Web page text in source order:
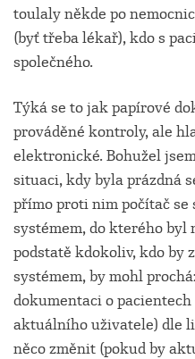
toulaly někde po
(byť třeba lékař), kdo s
společného.
Týká se to jak papírové
prováděné kontroly, ale
elektronické. Bohužel
situaci, kdy byla prázdná
přímo proti nim počítač
systémem, do kterého byl
podstatě kdokoliv, kdo by
systémem, by mohl
dokumentaci o
aktuálního uživatele) dle
něco změnit (pokud by